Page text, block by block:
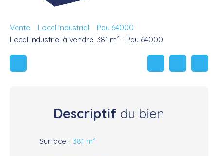
Vente Local industriel
Pau 64000
Local industriel à vendre, 381 m² - Pau 64000
Descriptif du bien
Surface : 381 m²